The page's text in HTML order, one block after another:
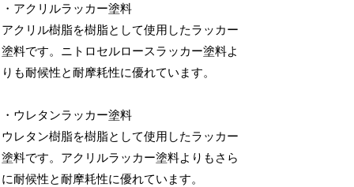
・アクリルラッカー塗料
アクリル樹脂を樹脂として使用したラッカー
塗料です。ニトロセルロースラッカー塗料よ
りも耐候性と耐摩耗性に優れています。
・ウレタンラッカー塗料
ウレタン樹脂を樹脂として使用したラッカー
塗料です。アクリルラッカー塗料よりもさら
に耐候性と耐摩耗性に優れています。